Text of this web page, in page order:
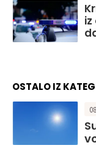
OSTALO IZ